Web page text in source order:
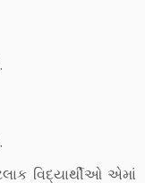
વિદ્યાર્થીઓ એમાં